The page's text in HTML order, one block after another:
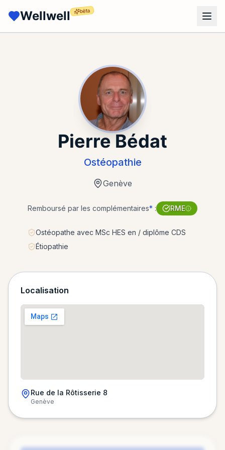
Wellwell bêta
Pierre Bédat
Ostéopathie
Genève
Remboursé par les complémentaires* : RME
Ostéopathe avec MSc HES en / diplôme CDS
Étiopathie
Localisation
Chargement de la carte…
Rue de la Rôtisserie 8
Genève